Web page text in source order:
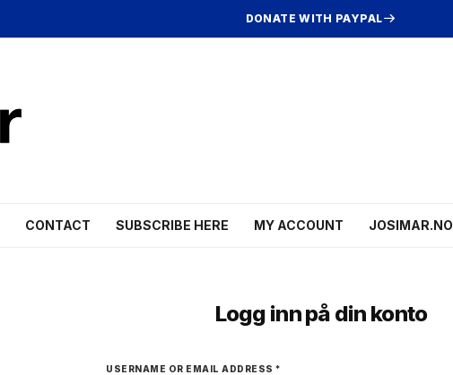
DONATE WITH PAYPAL
CONTACT SUBSCRIBE HERE MY ACCOUNT JOSIMAR.NO
Logg inn på din konto
USERNAME OR EMAIL ADDRESS *